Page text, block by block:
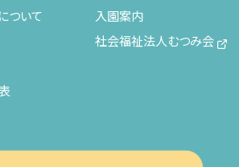
ついて
入園案内
社会福祉法人むつみ会